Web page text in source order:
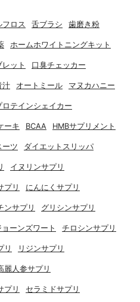
フロス 舌ブラシ 歯磨き粉
ホームホワイトニングキット
ット 口臭チェッカー
汁 オートミール マヌカハニー
ロテインシェイカー
ーキ BCAA HMBサプリメント
ーツ ダイエットスリッパ
イヌリンサプリ
プリ にんにくサプリ
ンサプリ グリシンサプリ
ーンズワート チロシンサプリ
リ リジンサプリ
麗人参サプリ
プリ セラミドサプリ